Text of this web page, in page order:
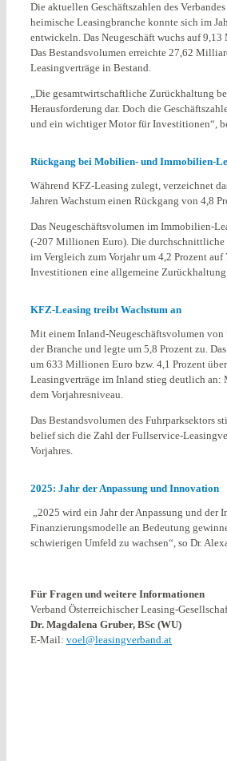
Die aktuellen Geschäftszahlen des
heimische Leasingbranche konnte sich im
entwickeln. Das Neugeschäft wuchs auf
Das Bestandsvolumen erreichte 27,62
Leasingverträge in Bestand.
„Die gesamtwirtschaftliche Zurückhaltung
Herausforderung dar. Doch die
und ein wichtiger Motor für Investitionen“,
Rückgang bei Mobilien- und Immobilien-
Während KFZ-Leasing zulegt, verzeichnet
Jahren Wachstum einen Rückgang von 4,8
Das Neugeschäftsvolumen im Immobilien-
(-207 Millionen Euro). Die durchschnittliche
im Vergleich zum Vorjahr um 4,2 Prozent
Investitionen eine allgemeine Zurückhaltung
KFZ-Leasing treibt Wachstum an
Mit einem Inland-Neugeschäftsvolumen
der Branche und legte um 5,8 Prozent zu.
um 633 Millionen Euro bzw. 4,1 Prozent
Leasingverträge im Inland stieg deutlich an:
dem Vorjahresniveau.
Das Bestandsvolumen des Fuhrparksektors
belief sich die Zahl der Fullservice-
Vorjahres.
2025: Jahr der Anpassung und Innovation
„2025 wird ein Jahr der Anpassung und
Finanzierungsmodelle an Bedeutung
schwierigen Umfeld zu wachsen“, so Dr.
Für Fragen und weitere Informationen
Verband Österreichischer Leasing-
Dr. Magdalena Gruber, BSc (WU)
E-Mail: voel@leasingverband.at